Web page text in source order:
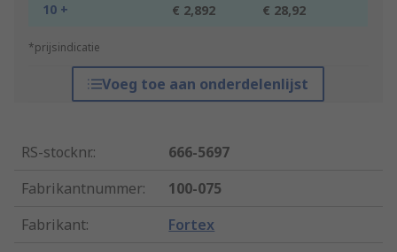
10 + € 2,892 € 28,92
*prijsindicatie
Voeg toe aan onderdelenlijst
RS-stocknr.:
666-5697
Fabrikantnummer:
100-075
Fabrikant: Fortex